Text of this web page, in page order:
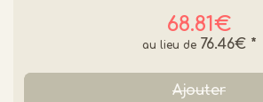
68.81€
76.46€ *
Ajouter